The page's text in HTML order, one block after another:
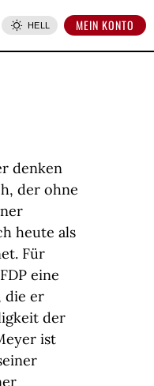
HELL MEIN KONTO
denken
der ohne
heute als
Für
eine
die er
der
ist